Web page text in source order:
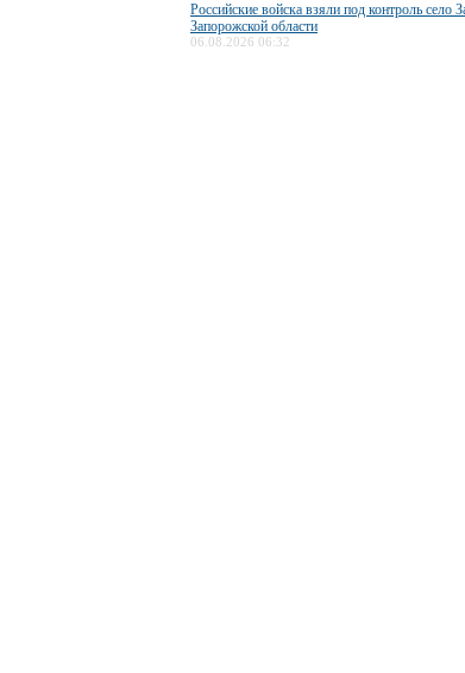
Российские войска взяли под контроль село
Запорожской области
06.08.2026 06:32